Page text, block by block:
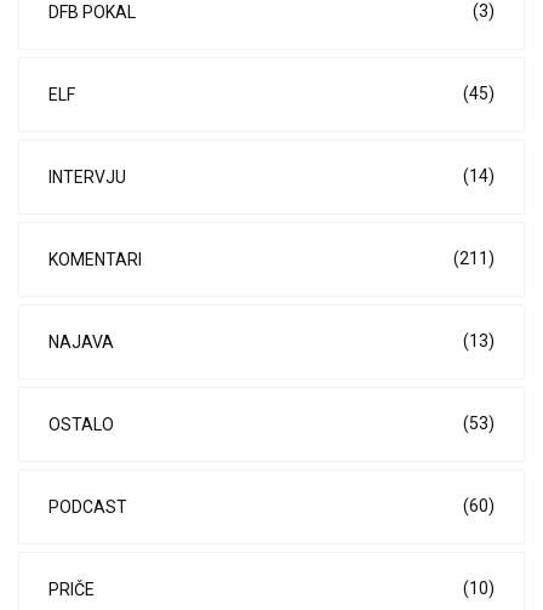
DFB POKAL (3)
ELF (45)
INTERVJU (14)
KOMENTARI (211)
NAJAVA (13)
OSTALO (53)
PODCAST (60)
PRIČE (10)